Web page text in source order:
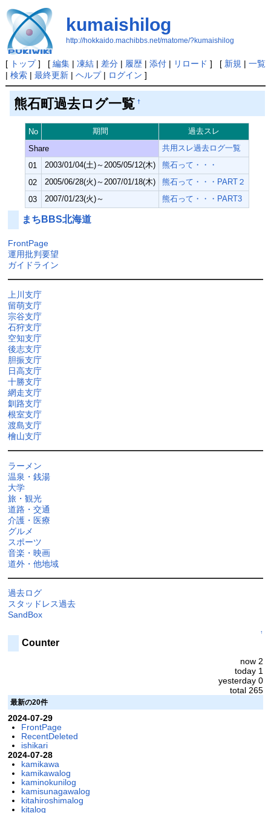
kumaishilog
http://hokkaido.machibbs.net/matome/?kumaishilog
[ トップ] [ 編集| 凍結| 差分| 履歴| 添付| リロード ] [ 新規 | 一覧
| 検索| 最終更新| ヘルプ| ログイン ]
熊石町過去ログ一覧 †
No 期間
過去スレ
Share
共用スレ過去ログ一覧
01
2003/01/04(土)～2005/05/12(木)
熊石って・・・
02
2005/06/28(火)～2007/01/18(木)
熊石って・・・PART２
03
2007/01/23(火)～ 熊石って・・・PART3
まちBBS北海道
FrontPage
運用批判要望
ガイドライン
上川支庁
留萌支庁
宗谷支庁
石狩支庁
空知支庁
後志支庁
胆振支庁
日高支庁
十勝支庁
網走支庁
釧路支庁
根室支庁
渡島支庁
檜山支庁
ラーメン
温泉・銭湯
大学
旅・観光
道路・交通
介護・医療
グルメ
スポーツ
音楽・映画
道外・他地域
過去ログ
スタッドレス過去
SandBox
↑
Counter
now 2
today 1
yesterday 0
total 265
最新の20件
2024-07-29
FrontPage
RecentDeleted
ishikari
2024-07-28
kamikawa
kamikawalog
kaminokunilog
kamisunagawalog
kitahiroshimalog
kitalog